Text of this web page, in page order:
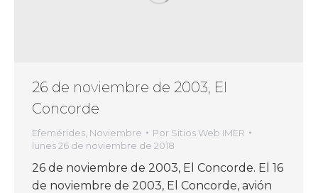
26 de noviembre de 2003, El
Concorde
Efemérides Noviembre Por Sitios Web IMER
lunes 26 de noviembre de 2018
26 de noviembre de 2003, El Concorde. El 16
de noviembre de 2003, El Concorde, avión